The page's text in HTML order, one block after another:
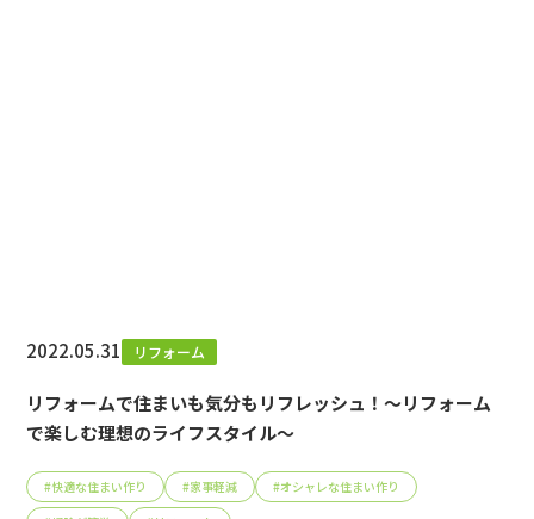
2022.05.31 リフォーム
リフォームで住まいも気分もリフレッシュ！～リフォーム
で楽しむ理想のライフスタイル～
#快適な住まい作り #家事軽減 #オシャレな住まい作り